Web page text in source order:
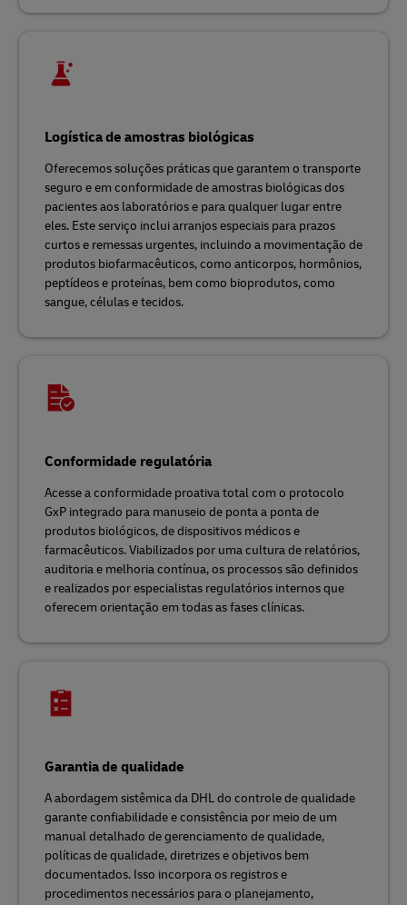
Logística de amostras biológicas
Oferecemos soluções práticas que garantem o transporte
seguro e em conformidade de amostras biológicas dos
pacientes aos laboratórios e para qualquer lugar entre
eles. Este serviço inclui arranjos especiais para prazos
curtos e remessas urgentes, incluindo a movimentação de
produtos biofarmacêuticos, como anticorpos, hormônios,
peptídeos e proteínas, bem como bioprodutos, como
sangue, células e tecidos.
Conformidade regulatória
Acesse a conformidade proativa total com o protocolo
GxP integrado para manuseio de ponta a ponta de
produtos biológicos, de dispositivos médicos e
farmacêuticos. Viabilizados por uma cultura de relatórios,
auditoria e melhoria contínua, os processos são definidos
e realizados por especialistas regulatórios internos que
oferecem orientação em todas as fases clínicas.
Garantia de qualidade
A abordagem sistêmica da DHL do controle de qualidade
garante confiabilidade e consistência por meio de um
manual detalhado de gerenciamento de qualidade,
políticas de qualidade, diretrizes e objetivos bem
documentados. Isso incorpora os registros e
procedimentos necessários para o planejamento,